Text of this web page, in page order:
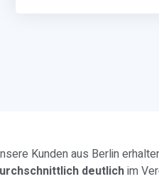
Kunden aus Berlin
deutlichim